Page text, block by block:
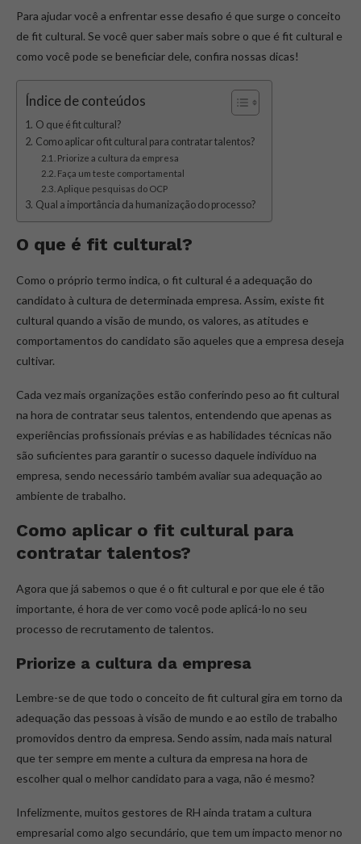
Para ajudar você a enfrentar esse desafio é que surge o conceito
de fit cultural. Se você quer saber mais sobre o que é fit cultural e
como você pode se beneficiar dele, confira nossas dicas!
Índice de conteúdos
O que é fit cultural?
Como aplicar o fit cultural para contratar talentos?
Priorize a cultura da empresa
Faça um teste comportamental
Aplique pesquisas do OCP
Qual a importância da humanização do processo?
O que é fit cultural?
Como o próprio termo indica, o fit cultural é a adequação do
candidato à cultura de determinada empresa. Assim, existe fit
cultural quando a visão de mundo, os valores, as atitudes e
comportamentos do candidato são aqueles que a empresa deseja
cultivar.
Cada vez mais organizações estão conferindo peso ao fit cultural
na hora de contratar seus talentos, entendendo que apenas as
experiências profissionais prévias e as habilidades técnicas não
são suficientes para garantir o sucesso daquele indivíduo na
empresa, sendo necessário também avaliar sua adequação ao
ambiente de trabalho.
Como aplicar o fit cultural para
contratar talentos?
Agora que já sabemos o que é o fit cultural e por que ele é tão
importante, é hora de ver como você pode aplicá-lo no seu
processo de recrutamento de talentos.
Priorize a cultura da empresa
Lembre-se de que todo o conceito de fit cultural gira em torno da
adequação das pessoas à visão de mundo e ao estilo de trabalho
promovidos dentro da empresa. Sendo assim, nada mais natural
que ter sempre em mente a cultura da empresa na hora de
escolher qual o melhor candidato para a vaga, não é mesmo?
Infelizmente, muitos gestores de RH ainda tratam a cultura
empresarial como algo secundário, que tem um impacto menor no